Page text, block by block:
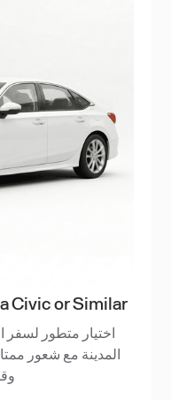
Civic or Similar
اختيار متطور لسفر